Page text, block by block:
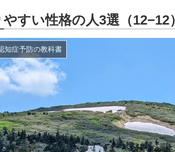
すい性格の人3選（12−12）
知症予防の教科書